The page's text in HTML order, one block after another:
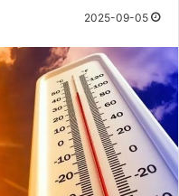
2025-09-05